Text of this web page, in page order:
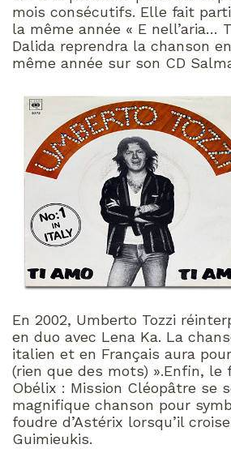
mois consécutifs. Elle fait
la même année « E nell’aria…
Dalida reprendra la chanson
même année sur son CD
En 2002, Umberto Tozzi
en duo avec Lena Ka. La
italien et en Français aura
(rien que des mots) ».Enfin,
Obélix : Mission Cléopâtre se
magnifique chanson pour
foudre d’Astérix lorsqu’il
Guimieukis.